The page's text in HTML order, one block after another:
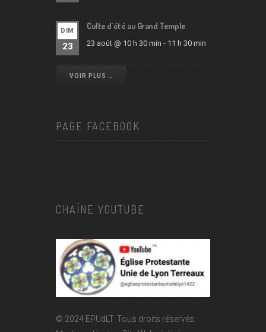
DIM
23
Culte d’été au Grand Temple
23 août @ 10 h 30 min - 11 h 30 min
VOIR PLUS …
PAGE FACEBOOK
CHAÎNE YOUTUBE
© 2024 EPUdLT. Tous droits réservés.